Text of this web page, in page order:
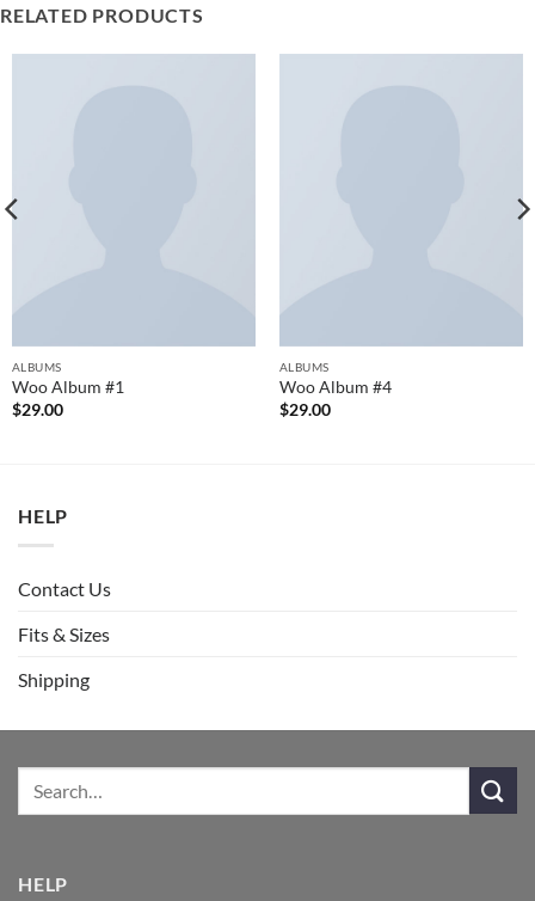
RELATED PRODUCTS
ALBUMS
Woo Album #1
$29.00
ALBUMS
Woo Album #4
$29.00
HELP
Contact Us
Fits & Sizes
Shipping
HELP